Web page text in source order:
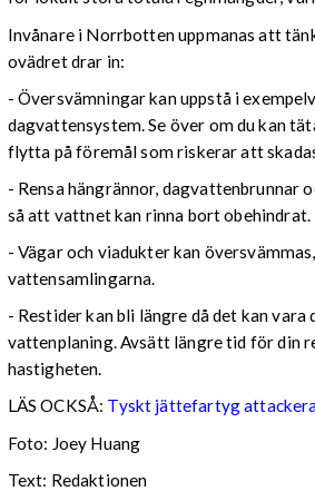
Invånare i Norrbotten uppmanas att
ovädret drar in:
- Översvämningar kan uppstå i
dagvattensystem. Se över om du kan
flytta på föremål som riskerar att
- Rensa hängrännor, dagvattenbrunnar
så att vattnet kan rinna bort obehindrat.
- Vägar och viadukter kan
vattensamlingarna.
- Restider kan bli längre då det kan
vattenplaning. Avsätt längre tid för din
hastigheten.
LÄS OCKSÅ: Tyskt jättefartyg
Foto: Joey Huang
Text: Redaktionen